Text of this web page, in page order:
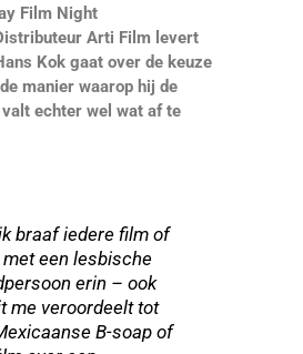
Film Night
Arti Film levert
Kok gaat over de keuze
manier waarop hij de
echter wel wat af te
braaf iedere film of
een lesbische
erin – ook
me veroordeelt tot
B-soap of